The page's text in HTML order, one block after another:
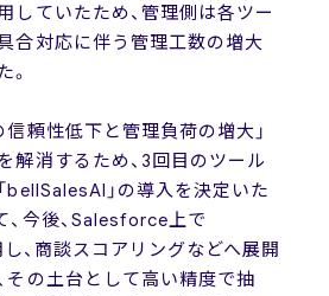
していたため、管理側は各ツー
合対応に伴う管理工数の増大
。
信頼性低下と管理負荷の増大」
解消するため、3回目のツール
bellSalesAI」の導入を決定いた
、今後、Salesforce上で
、商談スコアリングなどへ展開
その土台として高い精度で抽